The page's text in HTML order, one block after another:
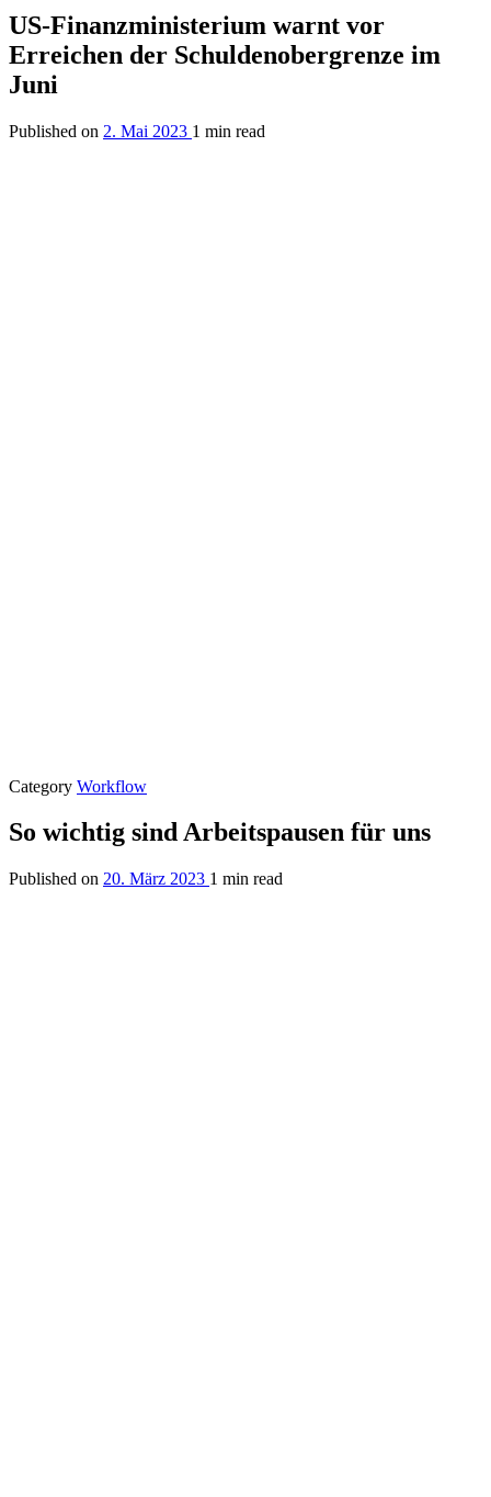
US-Finanzministerium warnt vor
Erreichen der Schuldenobergrenze im
Juni
Published on 2. Mai 2023 1 min read
Category Workflow
So wichtig sind Arbeitspausen für uns
Published on 20. März 2023 1 min read